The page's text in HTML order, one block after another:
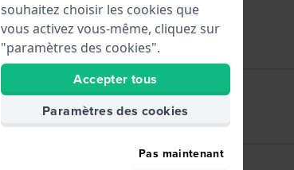
souhaitez choisir les cookies que
vous activez vous-même, cliquez sur
"paramètres des cookies".
Accepter tous
Paramètres des cookies
Pas maintenant